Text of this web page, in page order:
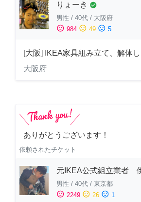
りょーき check_circle
男性 / 40代 / 大阪府
sentiment_satisfied 984 sentiment_neutral 49 sentiment_dissatisfied 5
[大阪] IKEA家具組み立て、解体し
大阪府
ありがとうございます！
依頼されたチケット
元IKEA公式組立業者
男性 / 40代 / 東京都
sentiment_satisfied 2249 sentiment_neutral 26 sentiment_dissatisfied 1